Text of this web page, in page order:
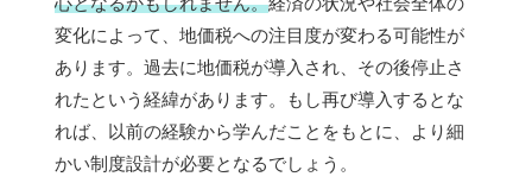
変化によって、地価税への注目度が変わる可能性が
あります。過去に地価税が導入され、その後停止さ
れたという経緯があります。もし再び導入するとな
れば、以前の経験から学んだことをもとに、より細
かい制度設計が必要となるでしょう。